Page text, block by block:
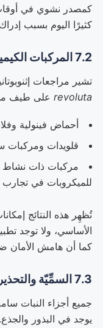
كمصدر نشوي في
كثيرًا اليوم بسبب
7.2 المركبات الكيميائية والنشاطات الدوائية المحتملة
تشير مراجعات
revolutaعلى طيف
أحماض فينولية
قلويدات ومركبات
مركبات ذات نشاط
للميكروبات في تجارب
تُظهِر هذه النتائج
الأساسي، ولا توجد
كما أن هامش الأمان
7.3 السمِّيّة والتحذيرات
جميع أجزاء النبات
يوجد في البذور والجذع.